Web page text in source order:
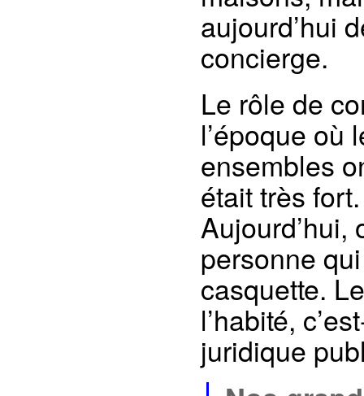
aujourd’hui
concierge.
Le rôle de
l’époque où
ensembles
était très
personne
casquette.
l’habité,
juridique